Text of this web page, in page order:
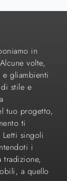
in
volte,
gliambienti
stile e
tuo progetto,
ti
singoli
i
tradizione,
a quello